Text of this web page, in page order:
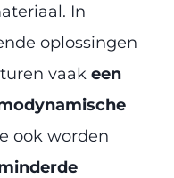
In
oplossingen
vaak een
ook worden